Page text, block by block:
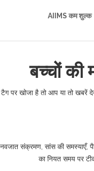
AIIMS कम शुल्क
बच्चों
पर खोजा है तो आप या तो खबरें
नवजात संक्रमण, सांस की
का नियत समय पर